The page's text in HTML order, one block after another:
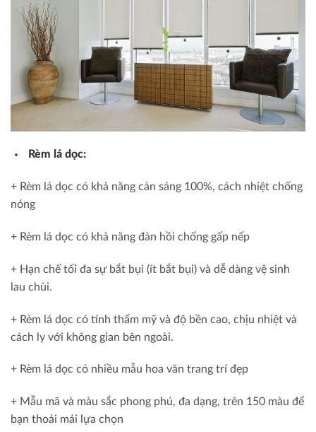
Rèm lá dọc:
+ Rèm lá dọc có khả năng cản sáng 100%, cách nhiệt chống
nóng
+ Rèm lá dọc có khả năng đàn hồi chống gấp nếp
+ Hạn chế tối đa sự bắt bụi (ít bắt bụi) và dễ dàng vệ sinh
lau chùi.
+ Rèm lá dọc có tính thẩm mỹ và độ bền cao, chịu nhiệt và
cách ly với không gian bên ngoài.
+ Rèm lá dọc có nhiều mẫu hoa văn trang trí đẹp
+ Mẫu mã và màu sắc phong phú, đa dạng, trên 150 màu để
bạn thoải mái lựa chọn